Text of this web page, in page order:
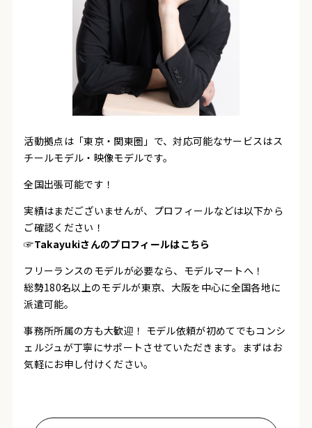
活動拠点は「東京・関東圏」で、対応可能なサービスはス
チールモデル・映像モデルです。
全国出張可能です！
実績はまだございませんが、プロフィールなどは以下から
ご確認ください！
☞Takayukiさんのプロフィールはこちら
フリーランスのモデルが必要なら、モデルマートへ！
総勢180名以上のモデルが東京、大阪を中心に全国各地に
派遣可能。
事務所所属の方も大歓迎！ モデル依頼が初めてでもコンシ
ェルジュが丁寧にサポートさせていただきます。まずはお
気軽にお申し付けください。